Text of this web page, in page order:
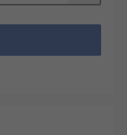
enthält
,